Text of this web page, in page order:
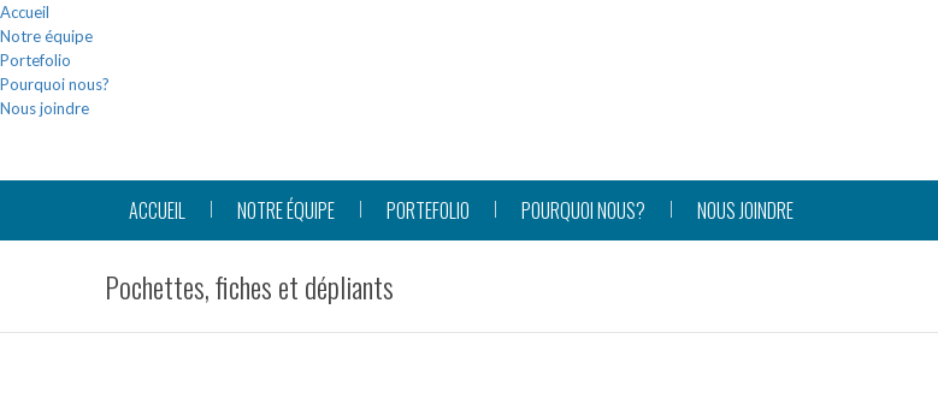
Accueil
Notre équipe
Portefolio
Pourquoi nous?
Nous joindre
ACCUEIL NOTRE ÉQUIPE PORTEFOLIO POURQUOI NOUS? NOUS JOINDRE
Pochettes, fiches et dépliants